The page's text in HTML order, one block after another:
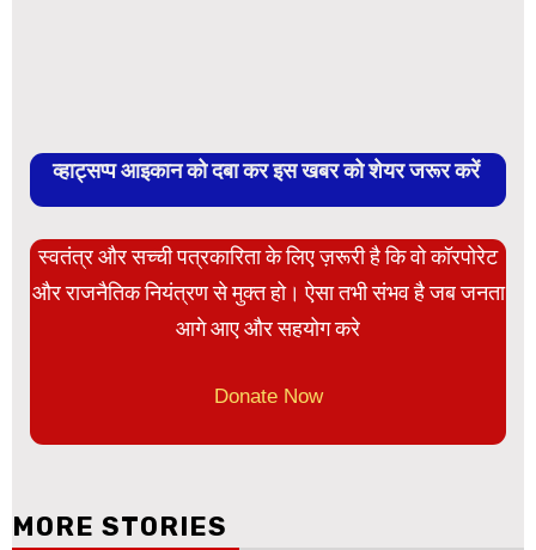
व्हाट्सप्प आइकान को दबा कर इस खबर को शेयर जरूर करें
स्वतंत्र और सच्ची पत्रकारिता के लिए ज़रूरी है कि वो कॉरपोरेट
और राजनैतिक नियंत्रण से मुक्त हो। ऐसा तभी संभव है जब जनता
आगे आए और सहयोग करे
Donate Now
MORE STORIES